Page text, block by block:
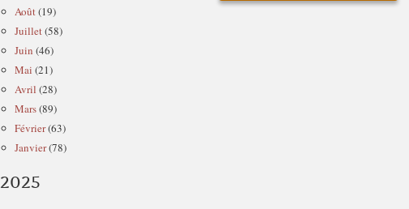
Août(19)
Juillet(58)
Juin (46)
Mai (21)
Avril (28)
Mars(89)
Février(63)
Janvier(78)
2025